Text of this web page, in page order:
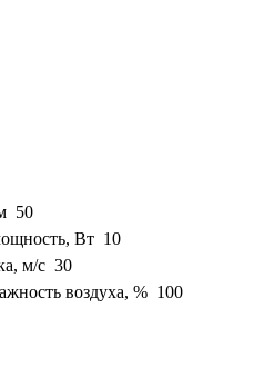
50
Вт 10
м/с 30
воздуха, % 100